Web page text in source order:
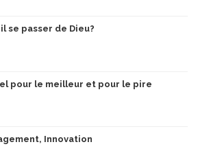
se passer de Dieu?
pour le meilleur et pour le pire
Innovation